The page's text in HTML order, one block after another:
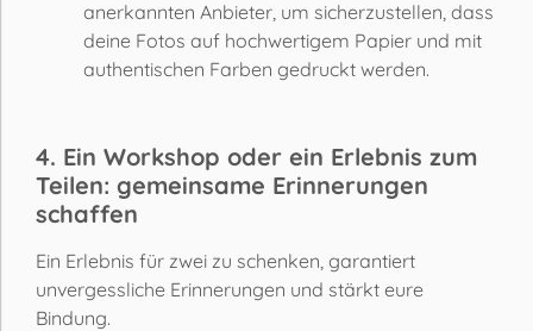
anerkannten Anbieter, um sicherzustellen, dass
deine Fotos auf hochwertigem Papier und mit
authentischen Farben gedruckt werden.
4. Ein Workshop oder ein Erlebnis zum
Teilen: gemeinsame Erinnerungen
schaffen
Ein Erlebnis für zwei zu schenken, garantiert
unvergessliche Erinnerungen und stärkt eure
Bindung.